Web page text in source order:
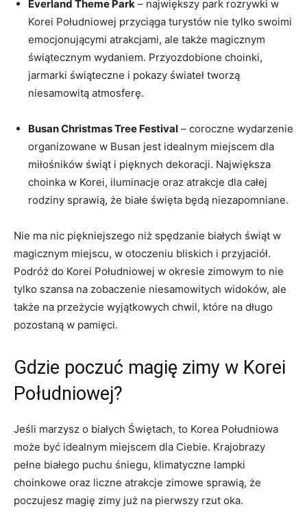
Everland Theme Park – największy ‌park rozrywki w
Korei Południowej‍ przyciąga turystów nie tylko swoimi
emocjonującymi ⁢atrakcjami, ‌ale także magicznym
świątecznym wydaniem. Przyozdobione choinki,
jarmarki świąteczne i pokazy świateł tworzą
niesamowitą atmosferę.
Busan ‍Christmas Tree⁤ Festival – ​coroczne wydarzenie
organizowane w⁣ Busan ⁤jest idealnym ⁣miejscem​ dla
miłośników świąt i pięknych dekoracji. Największa‌
choinka w Korei,⁢ iluminacje oraz atrakcje dla całej
rodziny sprawią, że ​białe święta będą​ niezapomniane.
Nie ma nic piękniejszego niż spędzanie⁤ białych świąt‍ w
magicznym miejscu, w otoczeniu bliskich i przyjaciół.
Podróż do Korei Południowej‍ w okresie zimowym to nie
tylko szansa na zobaczenie niesamowitych widoków, ale
także​ na przeżycie wyjątkowych​ chwil, które‌ na długo
pozostaną ​w ⁤pamięci.
Gdzie poczuć ‌magię zimy w ‍Korei‍
Południowej?
Jeśli‍ marzysz o białych‌ Świętach, ⁣to Korea ‌Południowa
może ⁣być idealnym miejscem dla Ciebie. ⁢Krajobrazy
pełne‌ białego⁢ puchu śniegu, klimatyczne lampki⁣
choinkowe oraz liczne atrakcje zimowe sprawią, że
⁢poczujesz magię zimy ​już na pierwszy rzut oka.